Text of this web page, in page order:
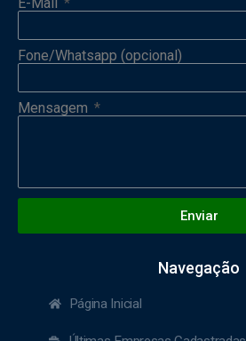
E-Mail
Fone/Whatsapp (opcional)
Mensagem
Enviar
Navegação
Página Inicial